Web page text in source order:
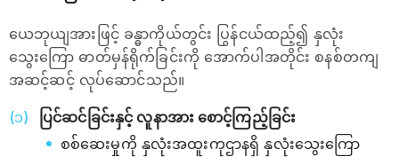
ယေဘုယျအားဖြင့် ခန္ဓာကိုယ်တွင်း ပြွန်ငယ်ထည့်၍ နှလုံး
သွေးကြော ဓာတ်မှန်ရိုက်ခြင်းကို အောက်ပါအတိုင်း စနစ်တကျ
အဆင့်ဆင့် လုပ်ဆောင်သည်။
ပြင်ဆင်ခြင်းနှင့် လူနာအား စောင့်ကြည့်ခြင်း
စစ်ဆေးမှုကို နှလုံးအထူးကုဌာနရှိ နှလုံးသွေးကြော